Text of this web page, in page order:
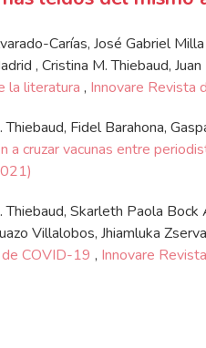
Carías, José Gabriel
, Cristina M. Thiebaud,
la literatura , Innovare Revista
Thiebaud, Fidel Barahona,
a cruzar vacunas entre
Thiebaud, Skarleth Paola
Villalobos, Jhiamluka
COVID-19 , Innovare